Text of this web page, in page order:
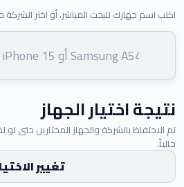
اكتب اسم جهازك للبحث المباشر، أو اختر الشركة
نتيجة اختيار الجهاز
تم الاحتفاظ بالشركة والجهاز المختارين حتى
حالياً.
تغيير